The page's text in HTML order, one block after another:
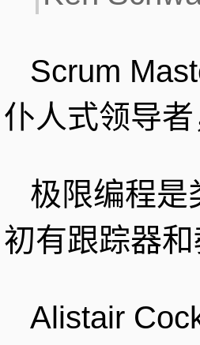
Scrum
仆人式领导
极限编程是
初有跟踪器
Alistair